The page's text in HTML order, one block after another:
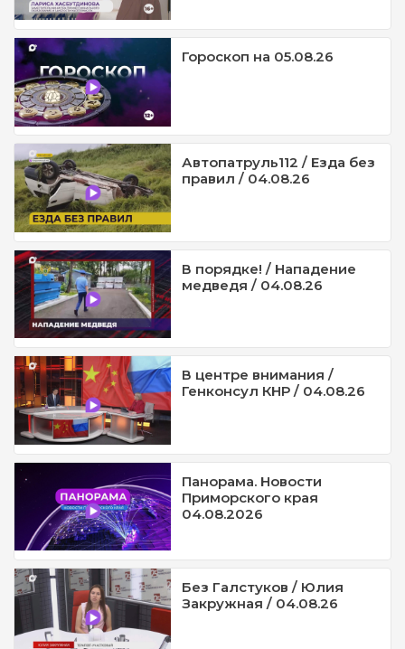
Гороскоп на 05.08.26
Автопатруль112 / Езда без
правил / 04.08.26
В порядке! / Нападение
медведя / 04.08.26
В центре внимания /
Генконсул КНР / 04.08.26
Панорама. Новости
Приморского края
04.08.2026
Без Галстуков / Юлия
Закружная / 04.08.26